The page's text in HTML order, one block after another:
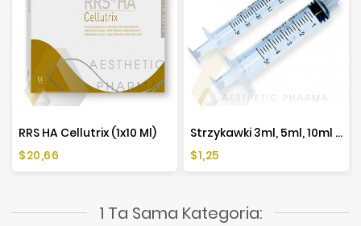
RRS HA Cellutrix (1x10 Ml)
Cena
$20,66
Strzykawki 3ml, 5ml, 10ml - 10 Sztuk
Cena
$1,25
1 Ta Sama Kategoria: